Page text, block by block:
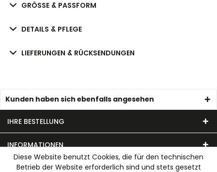
GRÖSSE & PASSFORM
DETAILS & PFLEGE
LIEFERUNGEN & RÜCKSENDUNGEN
Kunden haben sich ebenfalls angesehen
IHRE BESTELLUNG
INFORMATIONEN
UNSER MODEHAUS
Diese Website benutzt Cookies, die für den technischen
Betrieb der Website erforderlich sind und stets gesetzt